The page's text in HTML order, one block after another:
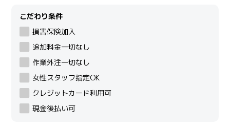
こだわり条件
損害保険加入
追加料金一切なし
作業外注一切なし
女性スタッフ指定OK
クレジットカード利用可
現金後払い可